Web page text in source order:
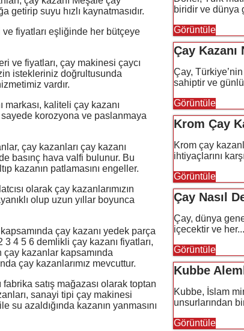
getirip suyu hızlı kaynatmasıdır.
ve fiyatları eşliğinde her bütçeye
ve fiyatları, çay makinesi çaycı
istekleriniz doğrultusunda
vardır.
kaliteli çay kazanı
sayede korozyona ve paslanmaya
çay kazanları çay kazanı
basınç hava valfi bulunur. Bu
kazanın patlamasını engeller.
olarak çay kazanlarımızın
olup uzun yıllar boyunca
çay kazanı yedek parça
3 4 5 6 demlikli çay kazanı fiyatları,
çay kazanlar kapsamında
çay kazanlarımız mevcuttur.
satış mağazası olarak toptan
sanayi tipi çay makinesi
su azaldığında kazanın yanmasını
biridir ve dünya
Görüntüle
Çay Kazanı
Çay,
sahiptir ve
Görüntüle
Krom Çay
Krom çay
ihtiyaçlarını
Görüntüle
Çay Nasıl
Çay, dünya
içecektir ve her...
Görüntüle
Kubbe
Kubbe, İslam
unsurlarından
Görüntüle